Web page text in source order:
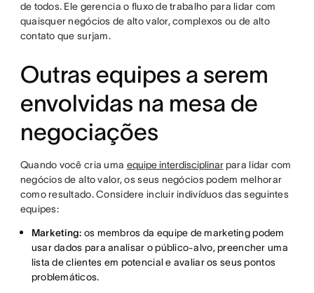
de todos. Ele gerencia o fluxo de trabalho para lidar com
quaisquer negócios de alto valor, complexos ou de alto
contato que surjam.
Outras equipes a serem
envolvidas na mesa de
negociações
Quando você cria uma equipe interdisciplinarpara lidar com
negócios de alto valor, os seus negócios podem melhorar
como resultado. Considere incluir indivíduos das seguintes
equipes:
Marketing: os membros da equipe de marketing podem
usar dados para analisar o público-alvo, preencher uma
lista de clientes em potencial e avaliar os seus pontos
problemáticos.